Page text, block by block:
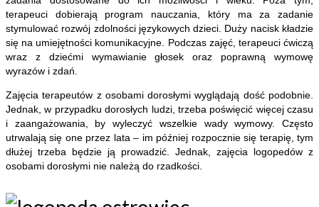
terapeuci dobierają program nauczania, który ma za zadanie
stymulować rozwój zdolności językowych dzieci. Duży nacisk kładzie
się na umiejętności komunikacyjne. Podczas zajęć, terapeuci ćwiczą
wraz z dziećmi wymawianie głosek oraz poprawną wymowę
wyrazów i zdań.
Zajęcia terapeutów z osobami dorosłymi wyglądają dość podobnie.
Jednak, w przypadku dorosłych ludzi, trzeba poświęcić więcej czasu
i zaangażowania, by wyleczyć wszelkie wady wymowy. Często
utrwalają się one przez lata – im później rozpocznie się terapię, tym
dłużej trzeba będzie ją prowadzić. Jednak, zajęcia logopedów z
osobami dorosłymi nie należą do rzadkości.